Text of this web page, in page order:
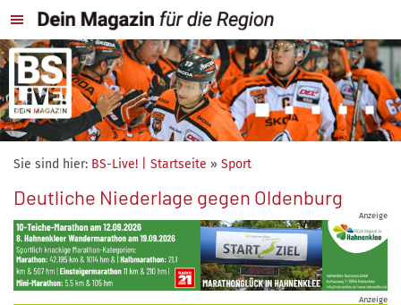
Sie sind hier: BS-Live! | Startseite » Sport
Deutliche Niederlage gegen Oldenburg
Anzeige
Anzeige